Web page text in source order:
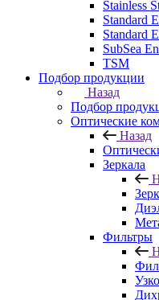
Stainless
Standard
Standard
SubSea
TSM
Подбор продукции
Назад
Подбор
Оптические
Назад
Зеркала
Фильтры